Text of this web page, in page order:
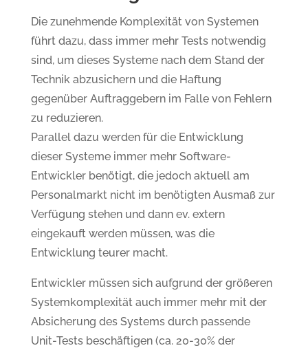
Die zunehmende Komplexität von Systemen
führt dazu, dass immer mehr Tests notwendig
sind, um dieses Systeme nach dem Stand der
Technik abzusichern und die Haftung
gegenüber Auftraggebern im Falle von Fehlern
zu reduzieren.
Parallel dazu werden für die Entwicklung
dieser Systeme immer mehr Software-
Entwickler benötigt, die jedoch aktuell am
Personalmarkt nicht im benötigten Ausmaß zur
Verfügung stehen und dann ev. extern
eingekauft werden müssen, was die
Entwicklung teurer macht.
Entwickler müssen sich aufgrund der größeren
Systemkomplexität auch immer mehr mit der
Absicherung des Systems durch passende
Unit-Tests beschäftigen (ca. 20-30% der